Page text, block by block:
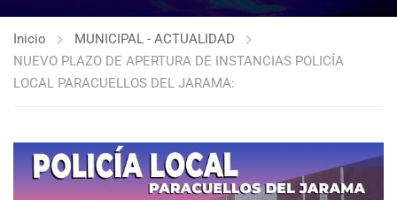
Inicio
MUNICIPAL - ACTUALIDAD
NUEVO PLAZO DE APERTURA DE INSTANCIAS POLICÍA
LOCAL PARACUELLOS DEL JARAMA: